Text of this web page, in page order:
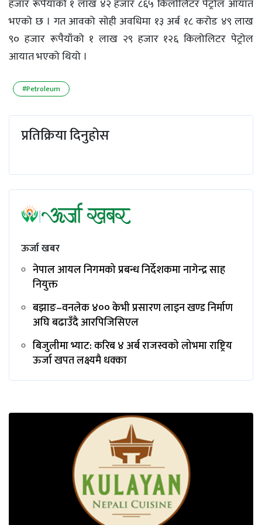
हजार रूपैयाँको १ लाख ४२ हजार ८६५ किलोलिटर पेट्रोल आयात
भएको छ । गत आवको सोही अवधिमा १३ अर्ब १८ करोड ४९ लाख
९० हजार रूपैयाँको १ लाख २९ हजार १२६ किलोलिटर पेट्रोल
आयात भएको थियो ।
#Petroleum
प्रतिक्रिया दिनुहोस
ऊर्जा खबर
नेपाल आयल निगमको प्रबन्ध निर्देशकमा नागेन्द्र साह
नियुक्त
बझाङ–वनलेक ४०० केभी प्रसारण लाइन खण्ड निर्माण
अघि बढाउँदै आरपिजिसिएल
बिजुलीमा भ्याट: करिब ४ अर्ब राजस्वको लोभमा राष्ट्रिय
ऊर्जा खपत लक्ष्यमै धक्का